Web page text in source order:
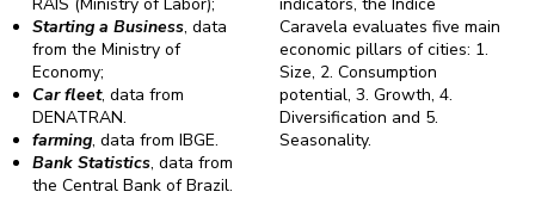
Caravela evaluates five main
economic pillars of cities: 1.
Size, 2. Consumption
potential, 3. Growth, 4.
Diversification and 5.
Seasonality.
Starting a Business, data
from the Ministry of
Economy;
Car fleet, data from
DENATRAN.
farming, data from IBGE.
Bank Statistics, data from
the Central Bank of Brazil.